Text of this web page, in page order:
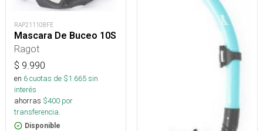
RAP211108FE
Mascara De Buceo 10S
Ragot
$ 9.990
en 6cuotas de $1.665sin
interés
ahorras $400 por
transferencia.
Disponible